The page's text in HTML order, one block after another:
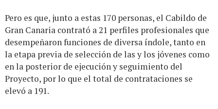
Pero es que, junto a estas 170 personas, el Cabildo de
Gran Canaria contrató a 21 perfiles profesionales que
desempeñaron funciones de diversa índole, tanto en
la etapa previa de selección de las y los jóvenes como
en la posterior de ejecución y seguimiento del
Proyecto, por lo que el total de contrataciones se
elevó a 191.